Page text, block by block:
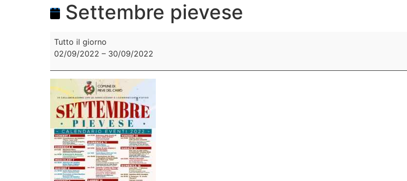
Settembre pievese
Tutto il giorno
02/09/2022 – 30/09/2022